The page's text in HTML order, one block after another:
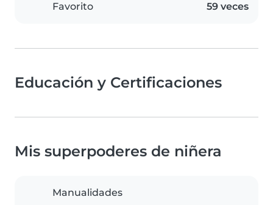
Favorito 59 veces
Educación y Certificaciones
Mis superpoderes de niñera
Manualidades